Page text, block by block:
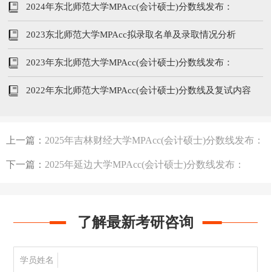
205/96/48
2024年东北师范大学MPAcc(会计硕士)分数线发布：
224/104/52
2023东北师范大学MPAcc拟录取名单及录取情况分析
2023年东北师范大学MPAcc(会计硕士)分数线发布：
245/102/51
2022年东北师范大学MPAcc(会计硕士)分数线及复试内容
上一篇： 2025年吉林财经大学MPAcc(会计硕士)分数线发布：
204/96/48
下一篇： 2025年延边大学MPAcc(会计硕士)分数线发布：
了解最新考研咨询
学员姓名